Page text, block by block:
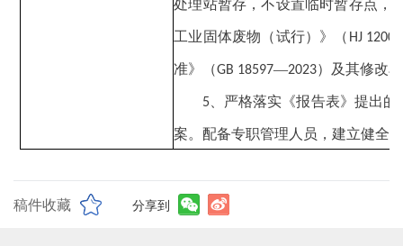
处理站暂存，不设置临时暂存点，
工业固体废物（试行）》（ HJ
准》（GB 18597—2023）及其修改
5 、严格落实《报告表》提出
案。配备专职管理人员，建立健全
稿件收藏 分享到